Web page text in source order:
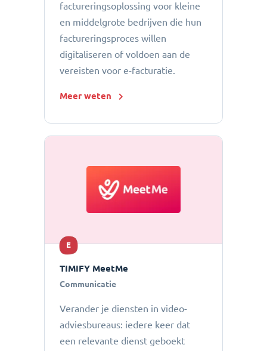
factureringsoplossing voor kleine
en middelgrote bedrijven die hun
factureringsproces willen
digitaliseren of voldoen aan de
vereisten voor e-facturatie.
Meer weten
E
TIMIFY MeetMe
Communicatie
Verander je diensten in video-
adviesbureaus: iedere keer dat
een relevante dienst geboekt